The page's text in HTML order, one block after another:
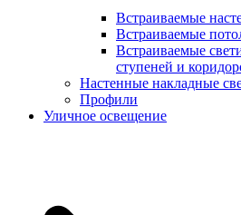
Встраиваемые
Встраиваемые
Встраиваемые
ступеней и
Настенные накладные
Профили
Уличное освещение